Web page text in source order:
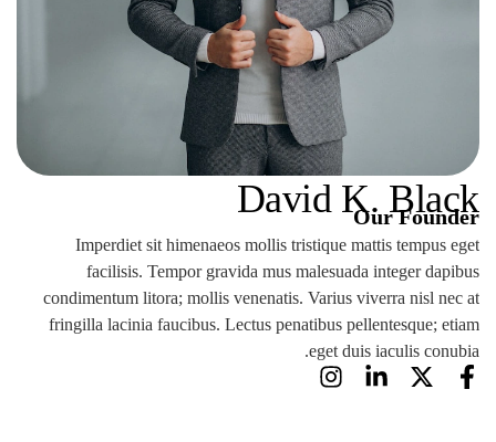
David K. Black
Our Founder
Imperdiet sit himenaeos mollis tristique mattis tempus eget
facilisis. Tempor gravida mus malesuada integer dapibus
condimentum litora; mollis venenatis. Varius viverra nisl nec at
fringilla lacinia faucibus. Lectus penatibus pellentesque; etiam
eget duis iaculis conubia.